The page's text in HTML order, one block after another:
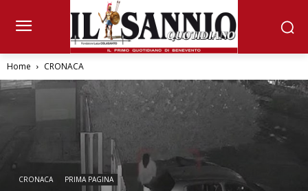
Home CRONACA
CRONACA PRIMA PAGINA